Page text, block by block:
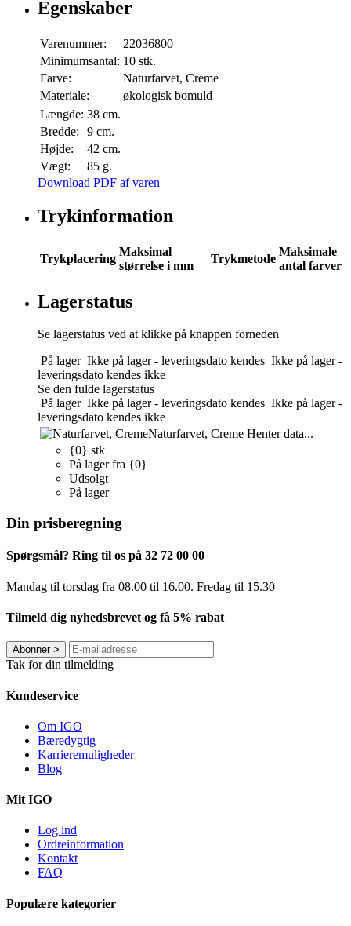
Egenskaber
Varenummer:
22036800
Minimumsantal: 10 stk.
Farve:
Naturfarvet, Creme
Materiale:
økologisk bomuld
Længde: 38 cm.
Bredde:
9 cm.
Højde:
42 cm.
Vægt:
85 g.
Download PDF af varen
Trykinformation
Trykplacering
Maksimal
størrelse i mm
Trykmetode
Maksimale
antal farver
Lagerstatus
Se lagerstatus ved at klikke på knappen forneden
På lager Ikke på lager - leveringsdato kendes Ikke på lager -
leveringsdato kendes ikke
Se den fulde lagerstatus
På lager Ikke på lager - leveringsdato kendes Ikke på lager -
leveringsdato kendes ikke
Naturfarvet, Creme Henter data...
{0} stk
På lager fra {0}
Udsolgt
På lager
Din prisberegning
Spørgsmål? Ring til os på 32 72 00 00
Mandag til torsdag fra 08.00 til 16.00. Fredag ​​til 15.30
Tilmeld dig nyhedsbrevet og få 5% rabat
Abonner>
Tak for din tilmelding
Kundeservice
Om IGO
Bæredygtig
Karrieremuligheder
Blog
Mit IGO
Log ind
Ordreinformation
Kontakt
FAQ
Populære kategorier